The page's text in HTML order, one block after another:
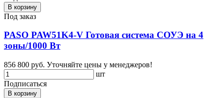
В корзину
Под заказ
PASO PAW51K4-V Готовая система СОУЭ на 4
зоны/1000 Вт
856 800 руб. Уточняйте цены у менеджеров!
шт
Подписаться
В корзину